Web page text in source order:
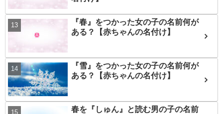
『春』をつかった女の子の名前何が
ある？【赤ちゃんの名付け】
『雪』をつかった女の子の名前何が
ある？【赤ちゃんの名付け】
春を『しゅん』と読む男の子の名前